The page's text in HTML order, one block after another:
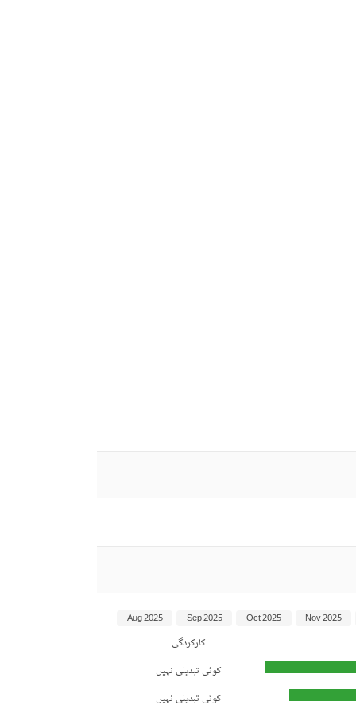
کارکردگی
کوئی تبدیلی نہیں
کوئی تبدیلی نہیں
Nov 2025
Oct 2025
Sep 2025
Aug 2025